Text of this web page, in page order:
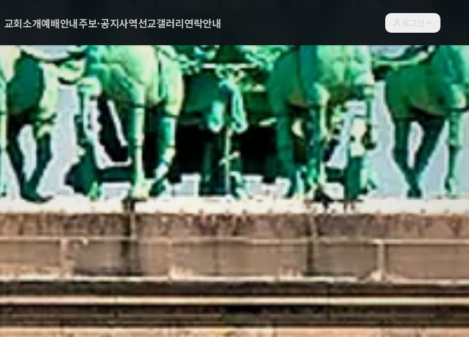
교회소개예배안내주보·공지사역선교갤러리연락안내 로그인